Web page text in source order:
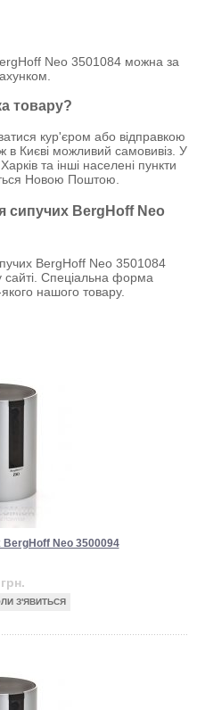
Neo 3501084 можна за
товару?
кур'єром або відправкою
в Києві можливий самовивіз. У
та інші населені пункти
Новою Поштою.
сипучих BergHoff Neo
BergHoff Neo 3501084
Спеціальна форма
нашого товару.
BergHoff Neo 3500094
грн.
З'ЯВИТЬСЯ